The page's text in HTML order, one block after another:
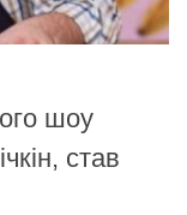
шоу
став